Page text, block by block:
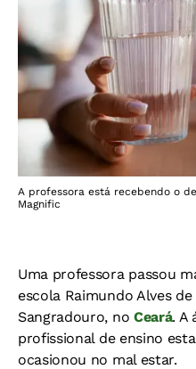
A professora está recebendo o
Magnific
Uma professora passou
escola Raimundo Alves
Sangradouro, no Ceará. A
profissional de ensino
ocasionou no mal estar.